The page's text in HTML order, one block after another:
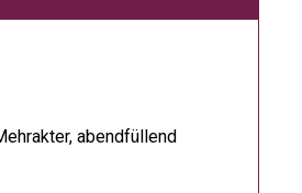
abendfüllend